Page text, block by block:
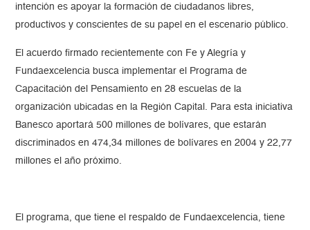
intención es apoyar la formación de ciudadanos libres,
productivos y conscientes de su papel en el escenario público.
El acuerdo firmado recientemente con Fe y Alegría y
Fundaexcelencia busca implementar el Programa de
Capacitación del Pensamiento en 28 escuelas de la
organización ubicadas en la Región Capital. Para esta iniciativa
Banesco aportará 500 millones de bolívares, que estarán
discriminados en 474,34 millones de bolívares en 2004 y 22,77
millones el año próximo.
El programa, que tiene el respaldo de Fundaexcelencia, tiene